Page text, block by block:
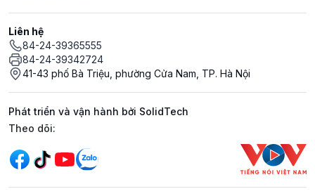
Liên hệ
84-24-39365555
84-24-39342724
41-43 phố Bà Triệu, phường Cửa Nam, TP. Hà Nội
Phát triển và vận hành bởi SolidTech
Mạng xã hội
Theo dõi: